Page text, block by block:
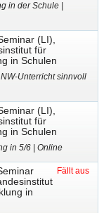
in der Schule |
(LI),
für
in Schulen
Unterricht sinnvoll
(LI),
für
in Schulen
in 5/6 | Online
in
Fällt aus